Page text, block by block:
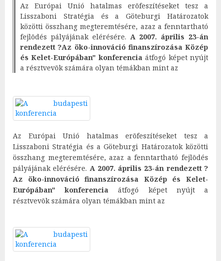
Az Európai Unió hatalmas erõfeszítéseket tesz a
Lisszaboni Stratégia és a Göteburgi Határozatok
közötti összhang megteremtésére, azaz a fenntartható
fejlõdés pályájának elérésére. A 2007. április 23-án
rendezett ?Az öko-innováció finanszírozása Közép
és Kelet-Európában" konferencia átfogó képet nyújt
a résztvevõk számára olyan témákban mint az
Az Európai Unió hatalmas erõfeszítéseket tesz a
Lisszaboni Stratégia és a Göteburgi Határozatok közötti
összhang megteremtésére, azaz a fenntartható fejlõdés
pályájának elérésére. A 2007. április 23-án rendezett ?
Az öko-innováció finanszírozása Közép és Kelet-
Európában" konferencia átfogó képet nyújt a
résztvevõk számára olyan témákban mint az